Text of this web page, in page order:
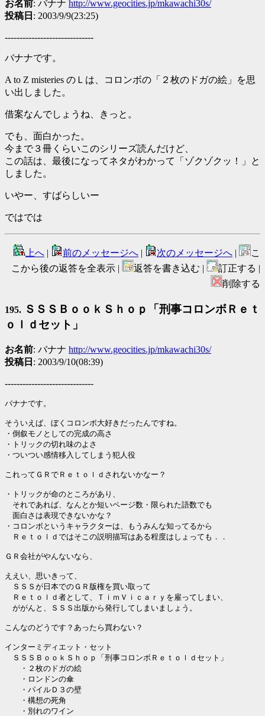
お名前: バナナ http://www.geocities.jp/mkawachi30s/
投稿日 : 2003/9/9(23:25)
------------------------------
バナナです。
A to Z misteries のＬは、コロンボの「２枚のドガの絵」を思
い出しました。
借案なんでしょうね、きっと。
でも、面白かった。
今まで３冊くらいこのシリーズ読んだけど、
この話は、最後になってネタがわかって「ゾクゾクッ！」と
しました。
いやー、すばらしいー
ではでは
上へ | 前のメッセージへ | 次のメッセージへ |
こ
こから後の返答を全表示 |
返答を書き込む |
訂正する |
削除する
195. ＳＳＳＢｏｏｋＳｈｏｐ「刑事コロンボＲｅｔ
ｏｌｄセット」
お名前: バナナ http://www.geocities.jp/mkawachi30s/
投稿日 : 2003/9/10(08:39)
------------------------------
バナナです。
そういえば、ぼくコロンボ大好きだったんですね。
・倒叙モノとしての完成の高さ
・トリックの切れ味のよさ
・ついつい感情移入してしまう犯人役
これってＧＲでＲｅｔｏｌｄされないかなー？
・トリックが命のところがあり、
それであれば、なんとか短いページ数・限られた語数でも
面白さは表現できないかな？
・コロンボというキャラクターは、もうみんな知ってるから
Ｒｅｔｏｌｄではそこの説明描写はある程度はしょっても．．
ＧＲ会社がやんないなら、
ええい、思いきって、
ＳＳＳが日本でのＧＲ版権を買い取って
Ｒｅｔｏｌｄ者として、ＴｉｍＶｉｃａｒｙを雇ってしまい、
ががんと、ＳＳＳ出版から発行してしまいましょう。
こんなのどうです？あったら買わない？
インターミディエット・セット
ＳＳＳＢｏｏｋＳｈｏｐ「刑事コロンボＲｅｔｏｌｄセット」
・２枚のドガの絵
・ロンドンの傘
・パイルＤ３の壁
・構想の死角
・別れのワイン